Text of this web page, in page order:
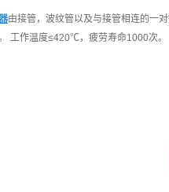
由接管，波纹管以及与接管相连的一
工作温度≤420℃，疲劳寿命1000次。